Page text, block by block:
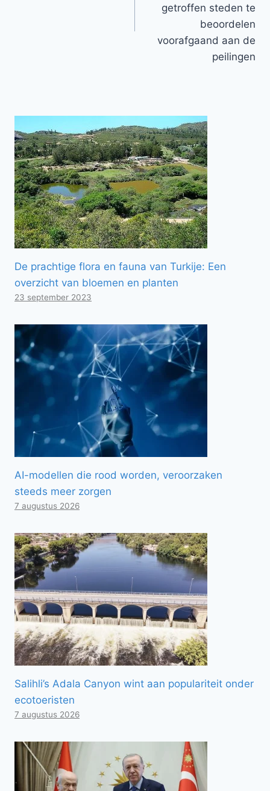
getroffen steden te
beoordelen
voorafgaand aan de
peilingen
De prachtige flora en fauna van Turkije: Een
overzicht van bloemen en planten
23 september 2023
AI-modellen die rood worden, veroorzaken
steeds meer zorgen
7 augustus 2026
Salihli’s Adala Canyon wint aan populariteit onder
ecotoeristen
7 augustus 2026